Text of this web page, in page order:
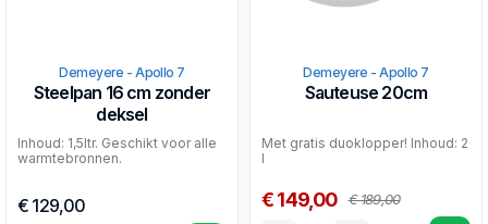
Demeyere - Apollo 7
Steelpan 16 cm zonder
deksel
Inhoud: 1,5ltr. Geschikt voor alle
warmtebronnen.
€ 129,00
Demeyere - Apollo 7
Sauteuse 20cm
Met gratis duoklopper! Inhoud: 2
l
€ 149,00 € 189,00